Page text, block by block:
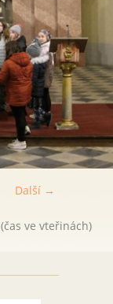
Další →
(čas ve vteřinách)